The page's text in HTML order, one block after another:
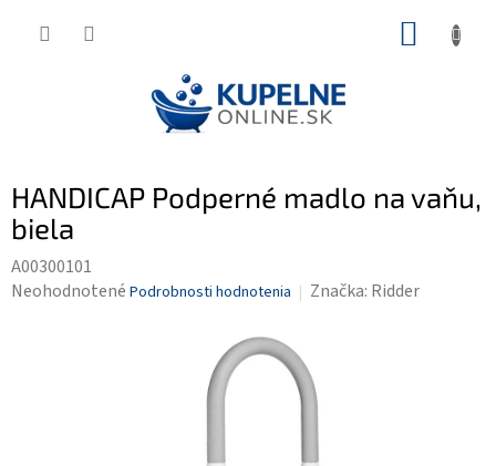
HANDICAP Podperné madlo na vaňu,
biela
A00300101
Priemerné
Neohodnotené Podrobnosti hodnotenia Značka: Ridder